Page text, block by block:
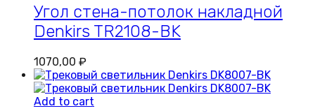
Угол стена-потолок накладной
Denkirs TR2108-BK
1070,00 ₽
Add to cart